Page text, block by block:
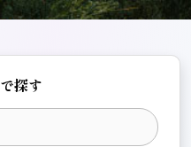
探す